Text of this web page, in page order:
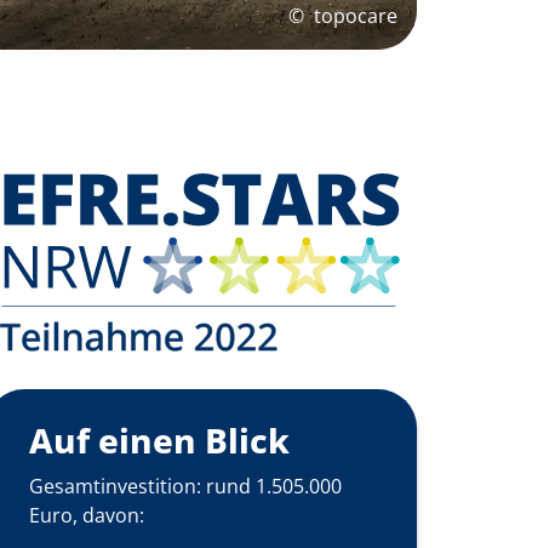
© topocare
Auf einen Blick
Gesamtinvestition: rund 1.505.000
Euro, davon: